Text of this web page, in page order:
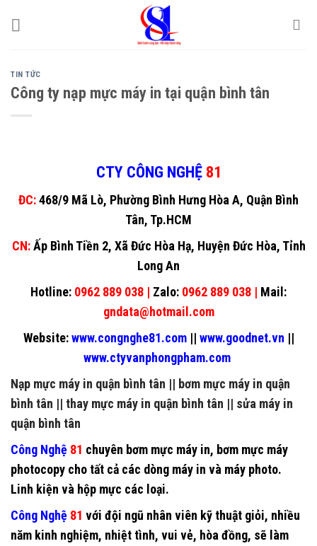
TIN TỨC
Công ty nạp mực máy in tại quận bình tân
CTY CÔNG NGHỆ 81
ĐC:468/9 Mã Lò, Phường Bình Hưng Hòa A, Quận Bình
Tân, Tp.HCM
CN: Ấp Bình Tiền 2, Xã Đức Hòa Hạ, Huyện Đức Hòa, Tỉnh
Long An
Hotline: 0962 889 038 | Zalo: 0962 889 038 | Mail:
gndata@hotmail.com
Website:www.congnghe81.com || www.goodnet.vn ||
www.ctyvanphongpham.com
Nạp mực máy in quận bình tân || bơm mực máy in quận
bình tân || thay mực máy in quận bình tân || sửa máy in
quận bình tân
Công Nghệ 81 chuyên bơm mực máy in, bơm mực máy
photocopy cho tất cả các dòng máy in và máy photo.
Linh kiện và hộp mực các loại.
Công Nghệ 81 với đội ngũ nhân viên kỹ thuật giỏi, nhiều
năm kinh nghiệm, nhiệt tình, vui vẻ, hòa đồng, sẽ làm